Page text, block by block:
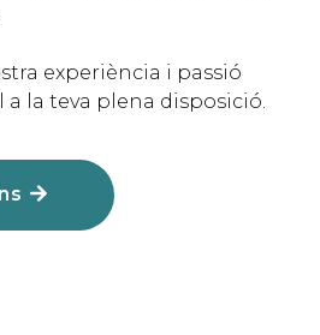
experiència i passió
la teva plena disposició.